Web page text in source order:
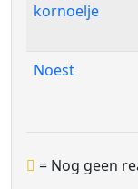
kornoelje
Noest
= Nog geen